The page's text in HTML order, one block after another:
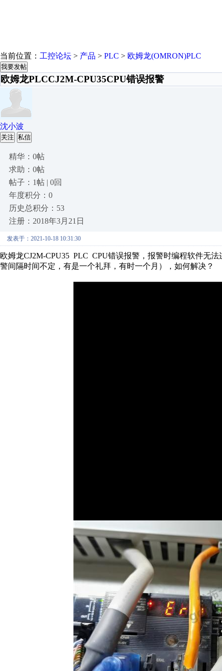
当前位置： 工控论坛 > 产品 > PLC > 欧姆龙(OMRON)PLC
我要发帖
欧姆龙PLCCJ2M-CPU35CPU错误报警
沈小波
关注 私信
精华：0帖
求助：0帖
帖子：1帖 | 0回
年度积分：0
历史总积分：53
注册：2018年3月21日
发表于：2021-10-18 10:31:30
欧姆龙CJ2M-CPU35 PLC CPU错误报警，报警时编程软件无
警间隔时间不定，有是一个礼拜，有时一个月），如何解决？